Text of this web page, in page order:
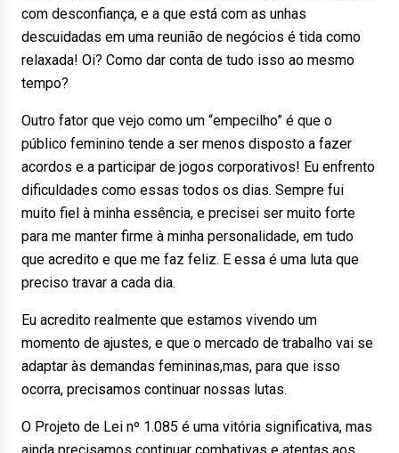
com desconfiança, e a que está com as unhas
descuidadas em uma reunião de negócios é tida como
relaxada! Oi? Como dar conta de tudo isso ao mesmo
tempo?
Outro fator que vejo como um “empecilho” é que o
público feminino tende a ser menos disposto a fazer
acordos e a participar de jogos corporativos! Eu enfrento
dificuldades como essas todos os dias. Sempre fui
muito fiel à minha essência, e precisei ser muito forte
para me manter firme à minha personalidade, em tudo
que acredito e que me faz feliz. E essa é uma luta que
preciso travar a cada dia.
Eu acredito realmente que estamos vivendo um
momento de ajustes, e que o mercado de trabalho vai se
adaptar às demandas femininas,mas, para que isso
ocorra, precisamos continuar nossas lutas.
O Projeto de Lei nº 1.085 é uma vitória significativa, mas